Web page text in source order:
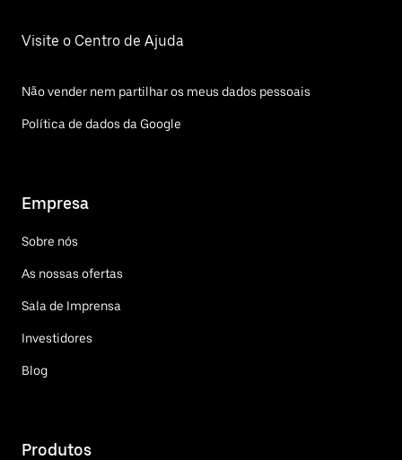
Visite o Centro de Ajuda
Não vender nem partilhar os meus dados pessoais
Política de dados da Google
Empresa
Sobre nós
As nossas ofertas
Sala de Imprensa
Investidores
Blog
Produtos